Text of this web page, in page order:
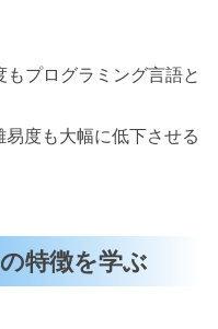
プログラミング言語と
度も大幅に低下させる
特徴を学ぶ